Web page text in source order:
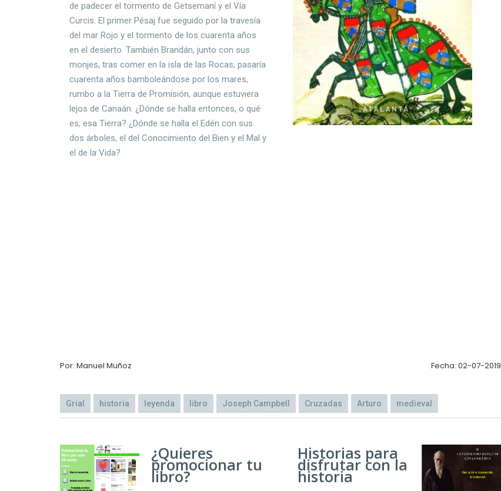
de padecer el tormento de Getsemaní y el Vía
Curcis. El primer Pésaj fue seguido por la travesía
del mar Rojo y el tormento de los cuarenta años
en el desierto. También Brandán, junto con sus
monjes, tras comer en la isla de las Rocas, pasaría
cuarenta años bamboleándose por los mares,
rumbo a la Tierra de Promisión, aunque estuviera
lejos de Canaán. ¿Dónde se halla entonces, o qué
es, esa Tierra? ¿Dónde se halla el Edén con sus
dos árboles, el del Conocimiento del Bien y el Mal y
el de la Vida?
Por: Manuel Muñoz Fecha: 02-07-2019
Grial historia leyenda libro Joseph Campbell Cruzadas Arturo medieval
¿Quieres
promocionar tu
libro?
Historias para
disfrutar con la
historia